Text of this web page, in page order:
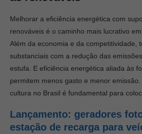
Melhorar a eficiência energética com
renováveis é o caminho mais lucrativo
Além da economia e da competitividade,
substanciais com a redução das
estufa. E eficiência energética aliada às
permitem menos gasto e menor
cultura no Brasil é fundamental para
Lançamento: geradores
estação de recarga para